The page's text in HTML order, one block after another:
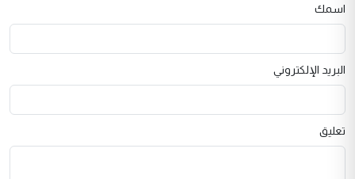
اسمك
البريد الإلكتروني
تعليق